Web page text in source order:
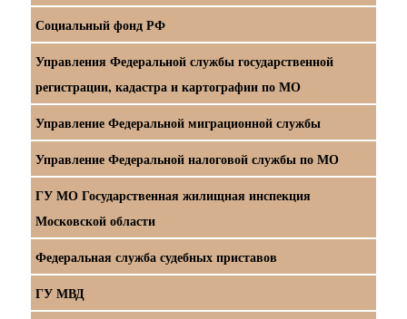
Социальный фонд РФ
Управления Федеральной службы государственной
регистрации, кадастра и картографии по МО
Управление Федеральной миграционной службы
Управление Федеральной налоговой службы по МО
ГУ МО Государственная жилищная инспекция
Московской области
Федеральная служба судебных приставов
ГУ МВД